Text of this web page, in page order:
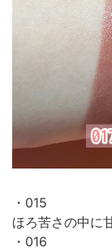
・015
ほろ苦さの中に
・016